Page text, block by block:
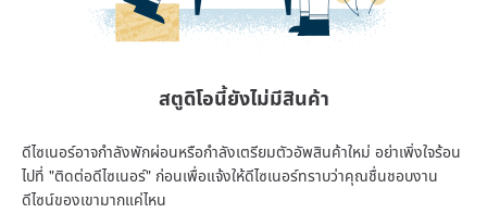
สตูดิโอนี้ยังไม่มีสินค้า
ดีไซเนอร์อาจกำลังพักผ่อนหรือกำลังเตรียมตัวอัพสินค้าใหม่ อย่าเพิ่งใจร้อน
ไปที่ "ติดต่อดีไซเนอร์" ก่อนเพื่อแจ้งให้ดีไซเนอร์ทราบว่าคุณชื่นชอบงาน
ดีไซน์ของเขามากแค่ไหน